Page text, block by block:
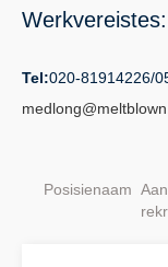
Werkvereistes:
Tel:020-81914226/
Posisienaam